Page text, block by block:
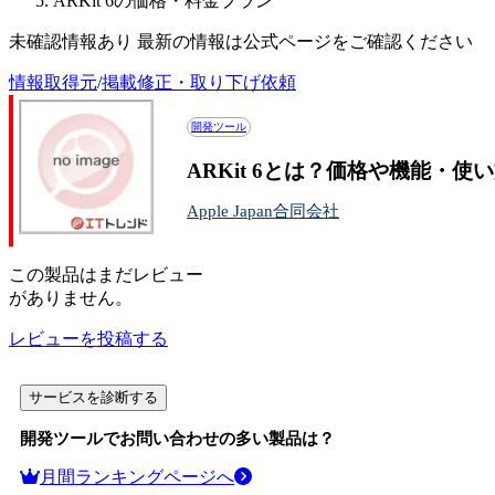
未確認情報あり 最新の情報は公式ページをご確認ください
情報取得元/掲載修正・取り下げ依頼
開発ツール
ARKit 6とは？価格や機能・使
Apple Japan合同会社
この製品はまだレビュー
がありません。
レビューを投稿する
サービスを診断する
開発ツールでお問い合わせの多い製品は？
月間ランキングページへ